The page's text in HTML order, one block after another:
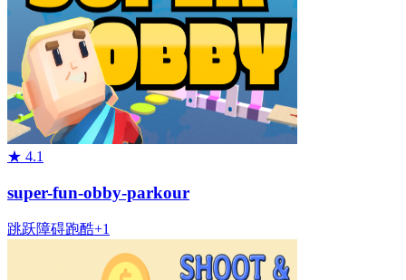
★ 4.1
super-fun-obby-parkour
跳跃障碍跑酷+1